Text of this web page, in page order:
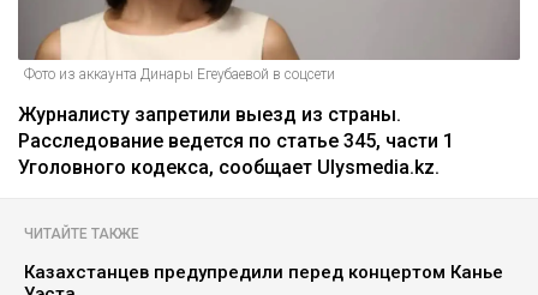
Фото из аккаунта Динары Егеубаевой в соцсети
Журналисту запретили выезд из страны.
Расследование ведется по статье 345, части 1
Уголовного кодекса, сообщает Ulysmedia.kz.
ЧИТАЙТЕ ТАКЖЕ
Казахстанцев предупредили перед концертом Канье